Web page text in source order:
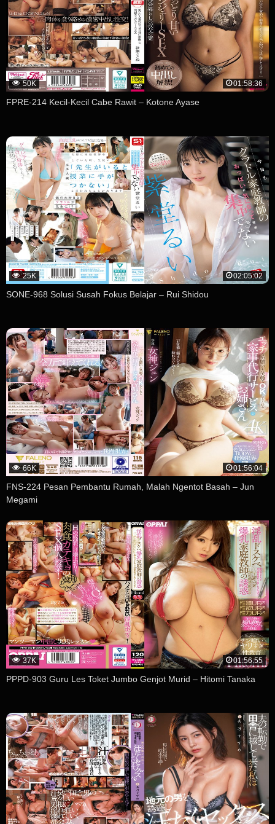
50K 01:58:36
FPRE-214 Kecil-Kecil Cabe Rawit – Kotone Ayase
25K 02:05:02
SONE-968 Solusi Susah Fokus Belajar – Rui Shidou
66K 01:56:04
FNS-224 Pesan Pembantu Rumah, Malah Ngentot Basah – Jun
Megami
37K 01:56:55
PPPD-903 Guru Les Toket Jumbo Genjot Murid – Hitomi Tanaka